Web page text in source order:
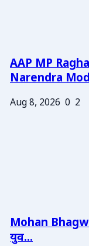
AAP MP
Narendra
Aug 8, 2026 0 2
Mohan
युव...